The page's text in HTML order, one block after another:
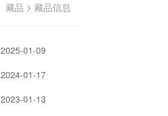
藏品 > 藏品信息
2025-01-09
2024-01-17
2023-01-13